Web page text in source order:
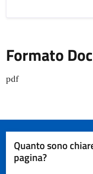
Formato
pdf
Quanto sono
pagina?